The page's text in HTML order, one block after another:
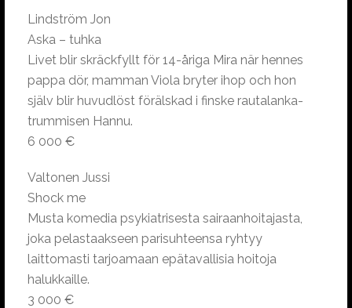
Lindström Jon
Aska – tuhka
Livet blir skräckfyllt för 14-åriga Mira när hennes
pappa dör, mamman Viola bryter ihop och hon
själv blir huvudlöst förälskad i finske rautalanka-
trummisen Hannu.
6 000 €
Valtonen Jussi
Shock me
Musta komedia psykiatrisesta sairaanhoitajasta,
joka pelastaakseen parisuhteensa ryhtyy
laittomasti tarjoamaan epätavallisia hoitoja
halukkaille.
3 000 €